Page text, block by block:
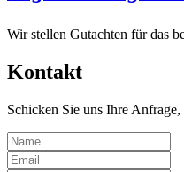
Wir stellen Gutachten für das
Kontakt
Schicken Sie uns Ihre